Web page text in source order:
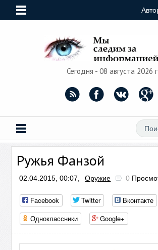
Сегодня - 08 августа 2026 г
Ружья Фанзой
02.04.2015, 00:07, Оружие 0
Facebook Twitter
Вконтакте
Одноклассники
Google+